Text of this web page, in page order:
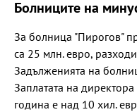
Болниците на
За болница "Пирогов"
са 25 млн. евро,
Задълженията на
Заплатата на
година е над 10 хил.